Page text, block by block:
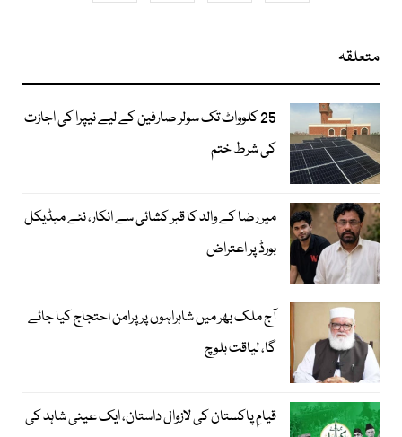
متعلقہ
25 کلوواٹ تک سولر صارفین کے لیے نیپرا کی اجازت
کی شرط ختم
میر رضا کے والد کا قبر کشائی سے انکار، نئے میڈیکل
بورڈ پر اعتراض
آج ملک بھر میں شاہراہوں پر پرامن احتجاج کیا جائے
گا، لیاقت بلوچ
قیامِ پاکستان کی لازوال داستان، ایک عینی شاہد کی